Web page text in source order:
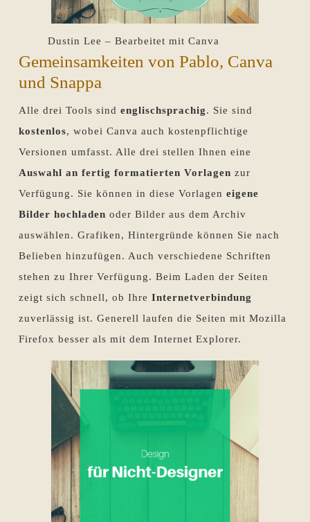
Dustin Lee – Bearbeitet mit Canva
Gemeinsamkeiten von Pablo, Canva
und Snappa
Alle drei Tools sind englischsprachig. Sie sind
kostenlos, wobei Canva auch kostenpflichtige
Versionen umfasst. Alle drei stellen Ihnen eine
Auswahl an fertig formatierten Vorlagen zur
Verfügung. Sie können in diese Vorlagen eigene
Bilder hochladen oder Bilder aus dem Archiv
auswählen. Grafiken, Hintergründe können Sie nach
Belieben hinzufügen. Auch verschiedene Schriften
stehen zu Ihrer Verfügung. Beim Laden der Seiten
zeigt sich schnell, ob Ihre Internetverbindung
zuverlässig ist. Generell laufen die Seiten mit Mozilla
Firefox besser als mit dem Internet Explorer.